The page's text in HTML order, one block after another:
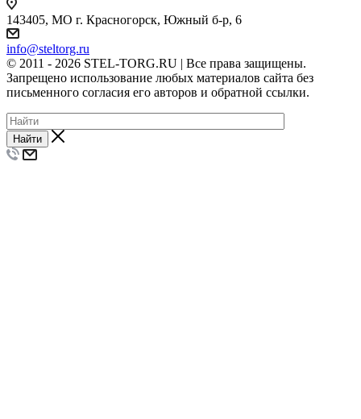
143405, МО г. Красногорск, Южный б-р, 6
info@steltorg.ru
© 2011 - 2026 STEL-TORG.RU | Все права защищены.
Запрещено использование любых материалов сайта без
письменного согласия его авторов и обратной ссылки.
Найти